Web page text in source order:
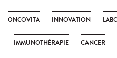
ONCOVITA INNOVATION
IMMUNOTHÉRAPIE CANCER